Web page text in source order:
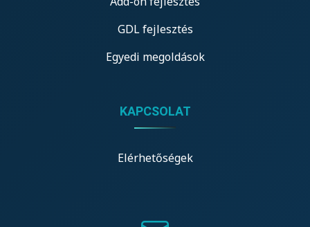
GDL fejlesztés
Egyedi megoldások
KAPCSOLAT
Elérhetőségek